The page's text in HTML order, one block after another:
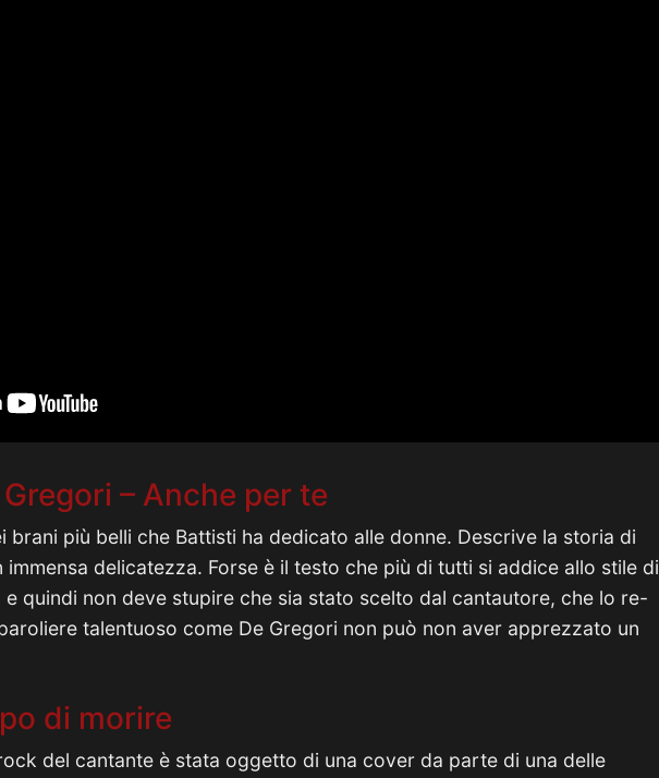
– Anche per te
brani più belli che Battisti ha dedicato alle donne. Descrive la storia di
immensa delicatezza. Forse è il testo che più di tutti si addice allo stile di
e quindi non deve stupire che sia stato scelto dal cantautore, che lo re-
talentuoso come De Gregori non può non aver apprezzato un
di morire
del cantante è stata oggetto di una cover da parte di una delle